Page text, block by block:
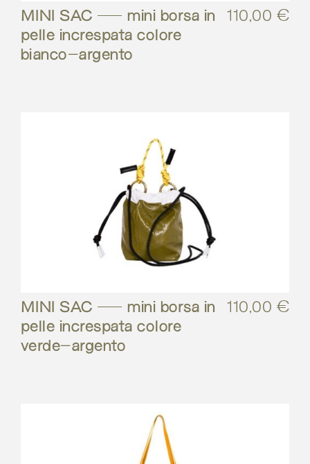
MINI SAC – mini borsa in
pelle increspata colore
bianco-argento
110,00 €
MINI SAC – mini borsa in
pelle increspata colore
verde-argento
110,00 €